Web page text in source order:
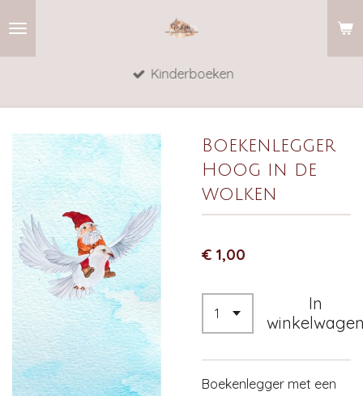
hoofdinhoud
Kinderboeken
Boekenlegger
Hoog in de
wolken
€ 1,00
In
Boekenlegger met een